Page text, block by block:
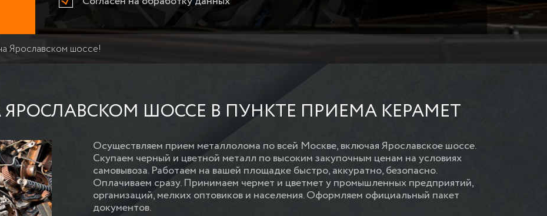
Ярославском шоссе!
ШОССЕ В ПУНКТЕ ПРИЕМА КЕРАМЕТ
Осуществляем прием металлолома по всей Москве, включая Ярославское шоссе.
Скупаем черный и цветной металл по высоким закупочным ценам на условиях
самовывоза. Работаем на вашей площадке быстро, аккуратно, безопасно.
Оплачиваем сразу. Принимаем чермет и цветмет у промышленных предприятий,
организаций, мелких оптовиков и населения. Оформляем официальный пакет
документов.